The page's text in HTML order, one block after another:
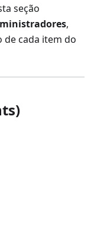
seção
,
de cada item do